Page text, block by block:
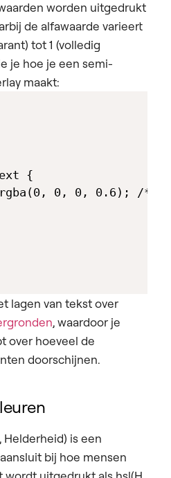
worden uitgedrukt
de alfawaarde varieert
tot 1 (volledig
je hoe je een semi-
maakt:
{
0, 0, 0.6); /*
lagen van tekst over
, waardoor je
over hoeveel de
doorschijnen.
Helderheid) is een
bij hoe mensen